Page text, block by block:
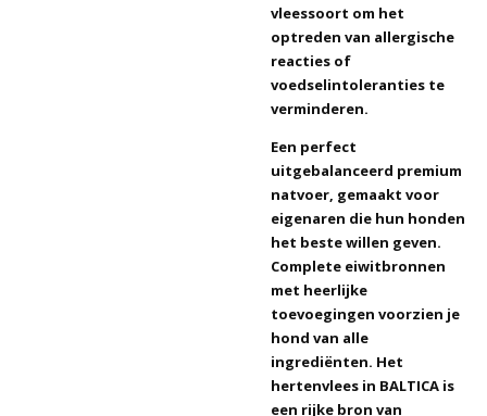
vleessoort om het
optreden van allergische
reacties of
voedselintoleranties te
verminderen.
Een perfect
uitgebalanceerd premium
natvoer, gemaakt voor
eigenaren die hun honden
het beste willen geven.
Complete eiwitbronnen
met heerlijke
toevoegingen voorzien je
hond van alle
ingrediënten. Het
hertenvlees in BALTICA is
een rijke bron van